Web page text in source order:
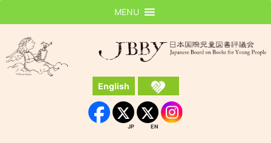
JBBY
English
Facebook
JP
JP
EN
EN Instagram
MENU